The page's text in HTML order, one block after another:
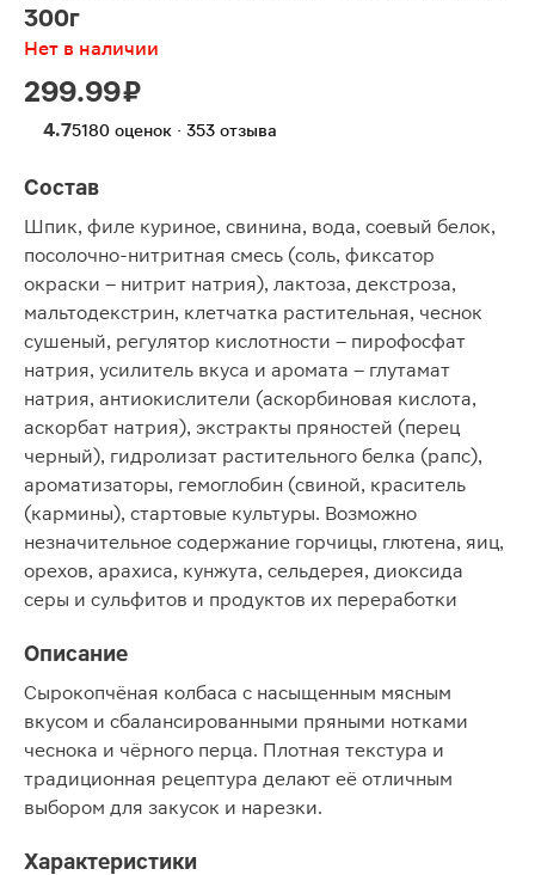
300г
Нет в наличии
299.99 ₽
4.75180 оценок · 353 отзыва
Состав
Шпик, филе куриное, свинина, вода, соевый белок,
посолочно-нитритная смесь (соль, фиксатор
окраски – нитрит натрия), лактоза, декстроза,
мальтодекстрин, клетчатка растительная, чеснок
сушеный, регулятор кислотности – пирофосфат
натрия, усилитель вкуса и аромата – глутамат
натрия, антиокислители (аскорбиновая кислота,
аскорбат натрия), экстракты пряностей (перец
черный), гидролизат растительного белка (рапс),
ароматизаторы, гемоглобин (свиной, краситель
(кармины), стартовые культуры. Возможно
незначительное содержание горчицы, глютена, яиц,
орехов, арахиса, кунжута, сельдерея, диоксида
серы и сульфитов и продуктов их переработки
Описание
Сырокопчёная колбаса с насыщенным мясным
вкусом и сбалансированными пряными нотками
чеснока и чёрного перца. Плотная текстура и
традиционная рецептура делают её отличным
выбором для закусок и нарезки.
Характеристики